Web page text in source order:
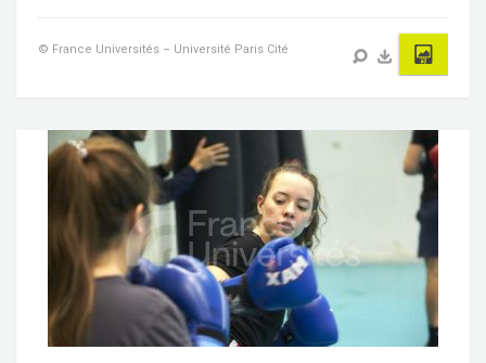
© France Universités – Université Paris Cité